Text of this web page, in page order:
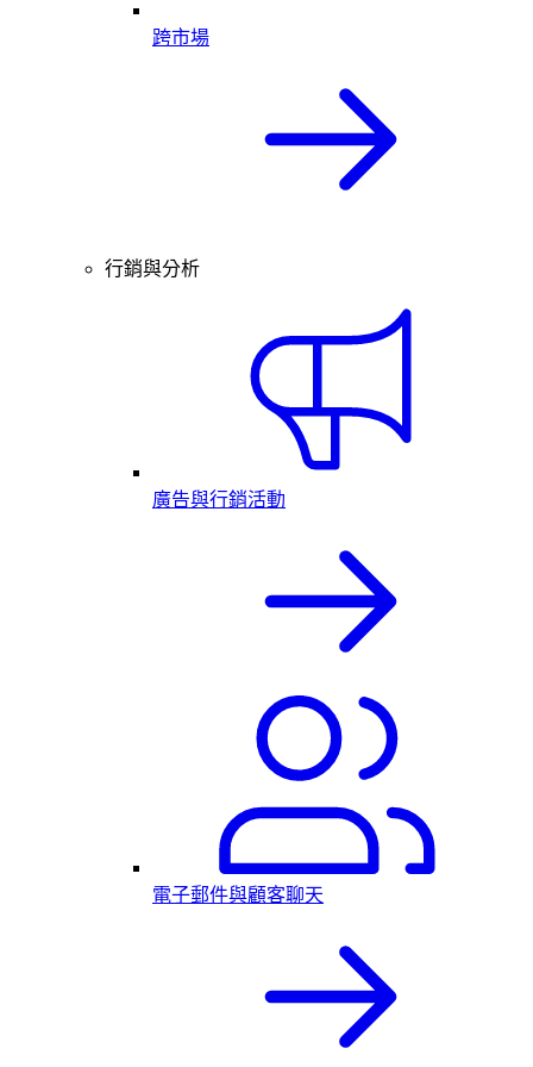
跨市場
行銷與分析
廣告與行銷活動
電子郵件與顧客聊天